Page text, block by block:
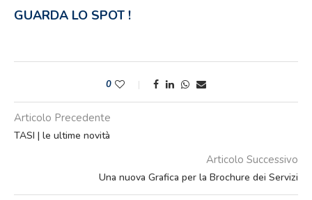
GUARDA LO SPOT !
0
Articolo Precedente
TASI | le ultime novità
Articolo Successivo
Una nuova Grafica per la Brochure dei Servizi